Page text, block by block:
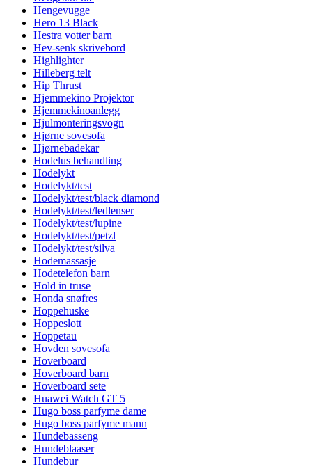
Hengevugge
Hero 13 Black
Hestra votter barn
Hev-senk skrivebord
Highlighter
Hilleberg telt
Hip Thrust
Hjemmekino Projektor
Hjemmekinoanlegg
Hjulmonteringsvogn
Hjørne sovesofa
Hjørnebadekar
Hodelus behandling
Hodelykt
Hodelykt/test
Hodelykt/test/black diamond
Hodelykt/test/ledlenser
Hodelykt/test/lupine
Hodelykt/test/petzl
Hodelykt/test/silva
Hodemassasje
Hodetelefon barn
Hold in truse
Honda snøfres
Hoppehuske
Hoppeslott
Hoppetau
Hovden sovesofa
Hoverboard
Hoverboard barn
Hoverboard sete
Huawei Watch GT 5
Hugo boss parfyme dame
Hugo boss parfyme mann
Hundebasseng
Hundeblaaser
Hundebur